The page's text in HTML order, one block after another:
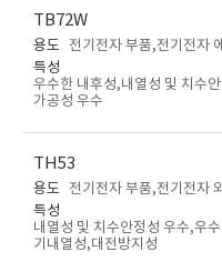
TB72W
용도
전기전자 부품,전기전자
특성
우수한 내후성,내열성 및 치수
가공성 우수
TH53
용도
전기전자 부품,전기전자
특성
내열성 및 치수안정성 우수,우
기내열성,대전방지성